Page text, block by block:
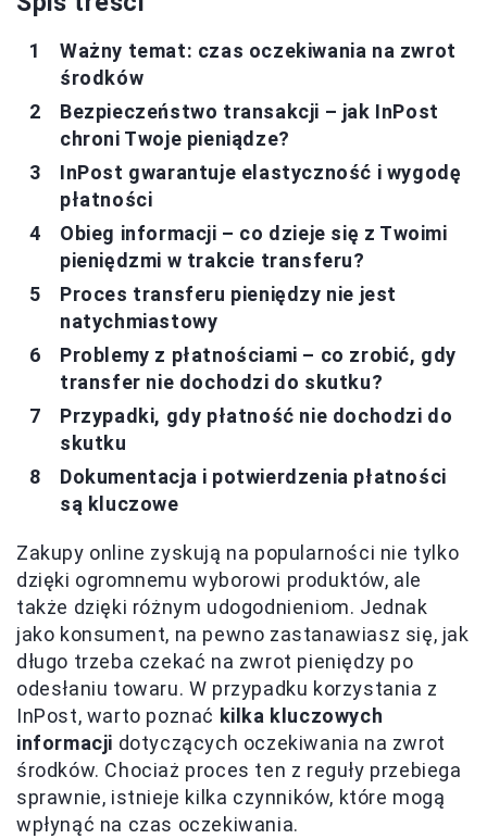
Ważny temat: czas oczekiwania na zwrot
środków
Bezpieczeństwo transakcji – jak InPost
chroni Twoje pieniądze?
InPost gwarantuje elastyczność i wygodę
płatności
Obieg informacji – co dzieje się z Twoimi
pieniędzmi w trakcie transferu?
Proces transferu pieniędzy nie jest
natychmiastowy
Problemy z płatnościami – co zrobić, gdy
transfer nie dochodzi do skutku?
Przypadki, gdy płatność nie dochodzi do
skutku
Dokumentacja i potwierdzenia płatności
są kluczowe
Zakupy online zyskują na popularności nie tylko
dzięki ogromnemu wyborowi produktów, ale
także dzięki różnym udogodnieniom. Jednak
jako konsument, na pewno zastanawiasz się, jak
długo trzeba czekać na zwrot pieniędzy po
odesłaniu towaru. W przypadku korzystania z
InPost, warto poznać kilka kluczowych
informacji dotyczących oczekiwania na zwrot
środków. Chociaż proces ten z reguły przebiega
sprawnie, istnieje kilka czynników, które mogą
wpłynąć na czas oczekiwania.